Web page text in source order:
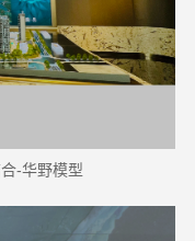
-华野模型